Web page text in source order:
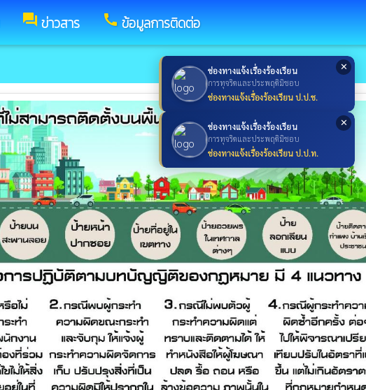
✕
ช่องทางแจ้งเรื่องร้องเรียน
การทุจริตและประพฤติมิชอบ
ช่องทางแจ้งเรื่องร้องเรียน ป.ป.ช.
✕
ช่องทางแจ้งเรื่องร้องเรียน
การทุจริตและประพฤติมิชอบ
ช่องทางแจ้งเรื่องร้องเรียน ป.ป.ท.
forumข่าวสาร callข้อมูลการติดต่อ